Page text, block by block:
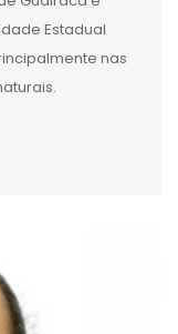
Estadual
nas